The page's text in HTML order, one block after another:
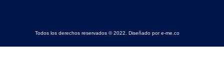
Todos los derechos reservados © 2022. Diseñado por e-me.co